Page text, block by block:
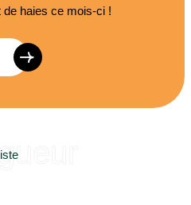
haies ce mois-ci !